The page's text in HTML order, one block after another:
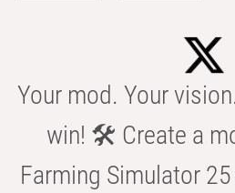
Your mod. Your
win! 🛠️ Create a
Farming Simulator